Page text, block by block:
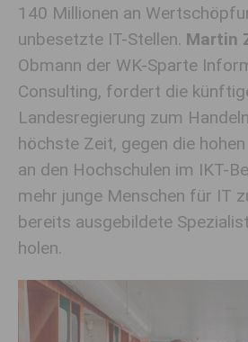
140 Millionen an
unbesetzte IT-Stellen. Martin
Obmann der WK-Sparte
Consulting, fordert die
Landesregierung zum
höchste Zeit, gegen die
an den Hochschulen im IKT-
mehr junge Menschen für IT
bereits ausgebildete
holen.